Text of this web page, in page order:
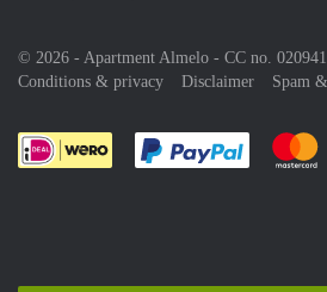
© 2026 - Apartment Almelo - CC no.
Conditions & privacy
Disclaimer Spam
Pay